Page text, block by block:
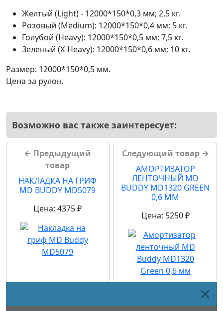
Желтый (Light) - 12000*150*0,3 мм; 2,5 кг.
Розовый (Medium): 12000*150*0,4 мм; 5 кг.
Голубой (Heavy): 12000*150*0,5 мм; 7,5 кг.
Зеленый (X-Heavy): 12000*150*0,6 мм; 10 кг.
Размер: 12000*150*0,5 мм.
Цена за рулон.
Возможно вас также заинтересует:
← Предыдущий
товар
НАКЛАДКА НА ГРИФ
MD BUDDY MD5079
Цена: 4375 ₽
Следующий товар →
АМОРТИЗАТОР
ЛЕНТОЧНЫЙ MD
BUDDY MD1320 GREEN
0,6 ММ
Цена: 5250 ₽